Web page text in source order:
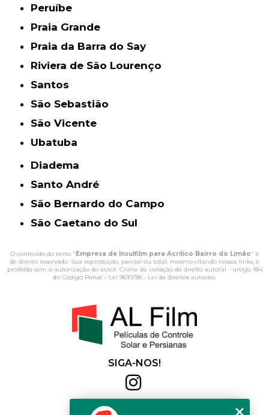
Peruíbe
Praia Grande
Praia da Barra do Say
Riviera de São Lourenço
Santos
São Sebastião
São Vicente
Ubatuba
Diadema
Santo André
São Bernardo do Campo
São Caetano do Sul
O conteúdo do texto " Empresa de Insulfilm para Acrílico Bairro do Limão" é
de direito reservado. Sua reprodução, parcial ou total, mesmo citando nossos links, é
proibida sem a autorização do autor. Crime de violação de direito autoral – artigo 184
do Código Penal – Lei 9610/98 - Lei de direitos autorais.
SIGA-NOS!